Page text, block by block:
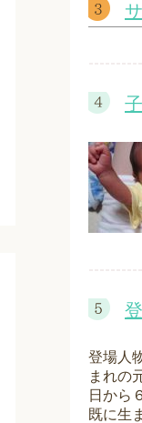
登場人
まれの
日から
既に生